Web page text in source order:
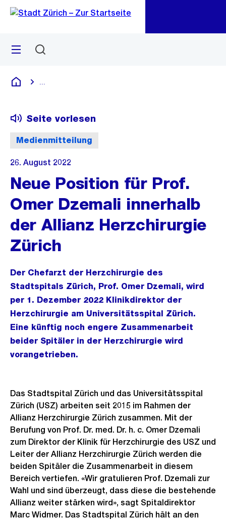
Navigation
Sprunglink
Menü
Deutsch
Medienmitteilung
Seite vorlesen
26. August 2022
Neue Position für Prof.
Omer Dzemali innerhalb
der Allianz Herzchirurgie
Zürich
Der Chefarzt der Herzchirurgie des
Stadtspitals Zürich, Prof. Omer Dzemali, wird
per 1. Dezember 2022 Klinikdirektor der
Herzchirurgie am Universitätsspital Zürich.
Eine künftig noch engere Zusammenarbeit
beider Spitäler in der Herzchirurgie wird
vorangetrieben.
Das Stadtspital Zürich und das Universitätsspital
Zürich (USZ) arbeiten seit 2015 im Rahmen der
Allianz Herzchirurgie Zürich zusammen. Mit der
Berufung von Prof. Dr. med. Dr. h. c. Omer Dzemali
zum Direktor der Klinik für Herzchirurgie des USZ und
Leiter der Allianz Herzchirurgie Zürich werden die
beiden Spitäler die Zusammenarbeit in diesem
Bereich vertiefen. «Wir gratulieren Prof. Dzemali zur
Wahl und sind überzeugt, dass diese die bestehende
Allianz weiter stärken wird», sagt Spitaldirektor
Marc Widmer. Das Stadtspital Zürich hält an den